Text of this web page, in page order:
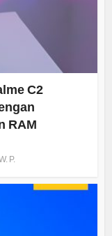
C2
RAM
P.